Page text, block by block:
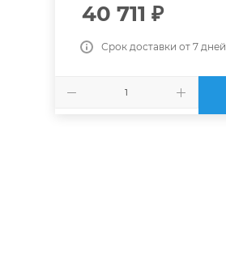
40 711 ₽
Срок доставки от 7 дней